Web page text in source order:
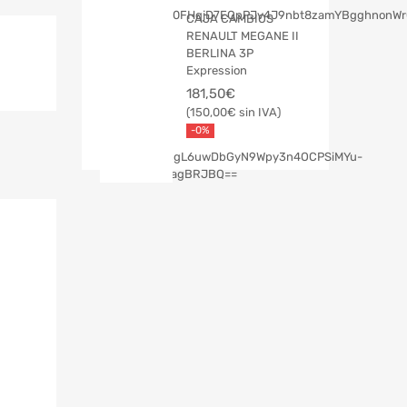
CAJA CAMBIOS
RENAULT MEGANE II
BERLINA 3P
Expression
181,50€
150,00€
-0%